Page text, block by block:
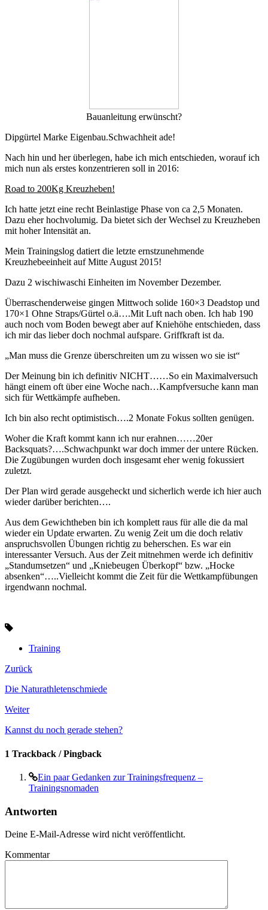
Bauanleitung erwünscht?
Dipgürtel Marke Eigenbau.Schwachheit ade!
Nach hin und her überlegen, habe ich mich entschieden, worauf ich
mich nun als erstes konzentrieren soll in 2016:
Road to 200Kg Kreuzheben!
Ich hatte jetzt eine recht Beinlastige Phase von ca 2,5 Monaten.
Dazu eher hochvolumig. Da bietet sich der Wechsel zu Kreuzheben
mit hoher Intensität an.
Mein Trainingslog datiert die letzte ernstzunehmende
Kreuzhebeeinheit auf Mitte August 2015!
Dazu 2 wischiwaschi Einheiten im November Dezember.
Überraschenderweise gingen Mittwoch solide 160×3 Deadstop und
170×1 Ohne Straps/Gürtel o.ä….Mit Luft nach oben. Ich hab 190
auch noch vom Boden bewegt aber auf Kniehöhe entschieden, dass
ich mir das lieber doch nochmal aufspare. Griffkraft ist da.
„Man muss die Grenze überschreiten um zu wissen wo sie ist“
Der Meinung bin ich definitiv NICHT……So ein Maximalversuch
hängt einem oft über eine Woche nach…Kampfversuche kann man
sich für Wettkämpfe aufheben.
Ich bin also recht optimistisch….2 Monate Fokus sollten genügen.
Woher die Kraft kommt kann ich nur erahnen……20er
Backsquats?….Schwachpunkt war doch immer der untere Rücken.
Die Zugübungen wurden doch insgesamt eher wenig fokussiert
zuletzt.
Der Plan wird gerade ausgeheckt und sicherlich werde ich hier auch
wieder darüber berichten….
Aus dem Gewichtheben bin ich komplett raus für alle die da mal
wieder ein Update erwarten. Zu wenig Zeit um die doch relativ
anspruchsvollen Übungen richtig zu beherschen. Es war ein
interessanter Versuch. Aus der Zeit mitnehmen werde ich definitiv
„Standumsetzen“ und „Kniebeugen Überkopf“ bzw. „Hocke
absenken“…..Vielleicht kommt die Zeit für die Wettkampfübungen
irgendwann nochmal.
Training
Zurück
Die Naturathletenschmiede
Weiter
Kannst du noch gerade stehen?
1 Trackback / Pingback
Ein paar Gedanken zur Trainingsfrequenz –
Trainingsnomaden
Antworten
Deine E-Mail-Adresse wird nicht veröffentlicht.
Kommentar